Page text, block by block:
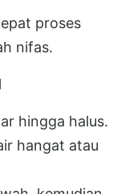
proses
nifas.
hingga halus.
hangat atau